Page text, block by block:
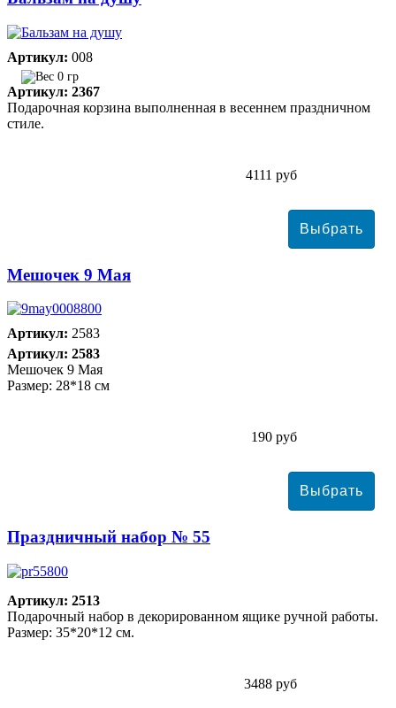
Артикул: 008
0 гр
Артикул: 2367
Подарочная корзина выполненная в весеннем праздничном
стиле.
4111 руб
Мешочек 9 Мая
Артикул: 2583
Артикул: 2583
Мешочек 9 Мая
Размер: 28*18 см
190 руб
Праздничный набор № 55
Артикул: 2513
Подарочный набор в декорированном ящике ручной работы.
Размер: 35*20*12 см.
3488 руб